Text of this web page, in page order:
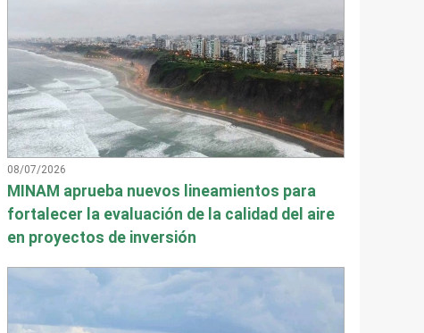
08/07/2026
MINAM aprueba nuevos lineamientos para
fortalecer la evaluación de la calidad del aire
en proyectos de inversión